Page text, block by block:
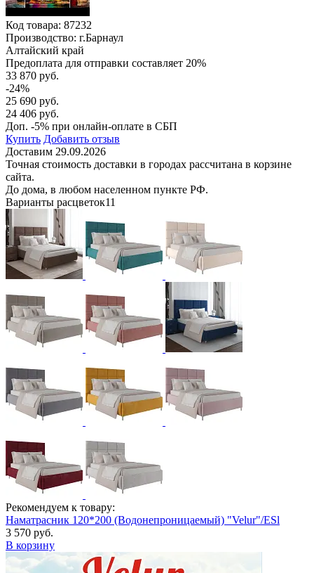
Код товара: 87232
Производство: г.Барнаул
Алтайский край
Предоплата для отправки составляет 20%
33 870 руб.
-24%
25 690 руб.
24 406 руб.
Доп. -5% при онлайн-оплате в СБП
Купить Добавить отзыв
Доставим 29.09.2026
Точная стоимость доставки в городах рассчитана в корзине
сайта.
До дома, в любом населенном пункте РФ.
Варианты расцветок11
Рекомендуем к товару:
Наматрасник 120*200 (Водонепроницаемый) "Velur"/ESl
3 570 руб.
В корзину